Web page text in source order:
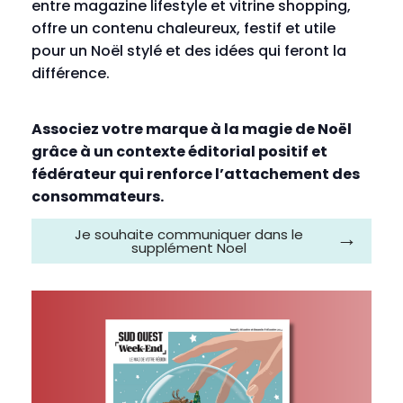
entre magazine lifestyle et vitrine shopping,
offre un contenu chaleureux, festif et utile
pour un Noël stylé et des idées qui feront la
différence.
Associez votre marque à la magie de Noël
grâce à un contexte éditorial positif et
fédérateur qui renforce l’attachement des
consommateurs.
Je souhaite communiquer dans le
supplément Noel